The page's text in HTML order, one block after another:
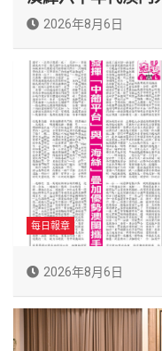
2026年8月6日
每日報章
2026年8月6日